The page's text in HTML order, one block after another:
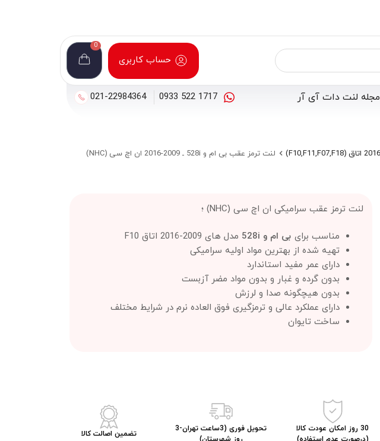
حساب کاربری
0
مجله لنت دات آی آر 1717 522 0933
021-22984364
لنت ترمز عقب بی ام و 528i ـ 2009-2016 ان اچ سی (NHC)
لنت ترمز عقب سرامیکی ان اچ سی (NHC) ؛
مناسب برای بی ام و 528i
مدل های 2009-2016 اتاق F10
تهیه شده از بهترین مواد اولیه سرامیکی
دارای عمر مفید استاندارد
بدون گرده و غبار و بدون مواد مضر آزبست
بدون هیچگونه صدا و لرزش
دارای عملکرد عالی و ترمزگیری فوق العاده نرم در شرایط مختلف
ساخت تایوان
30 روز امکان عودت کالا
تحویل فوری (3ساعت تهران-3
تضمین اصالت کالا